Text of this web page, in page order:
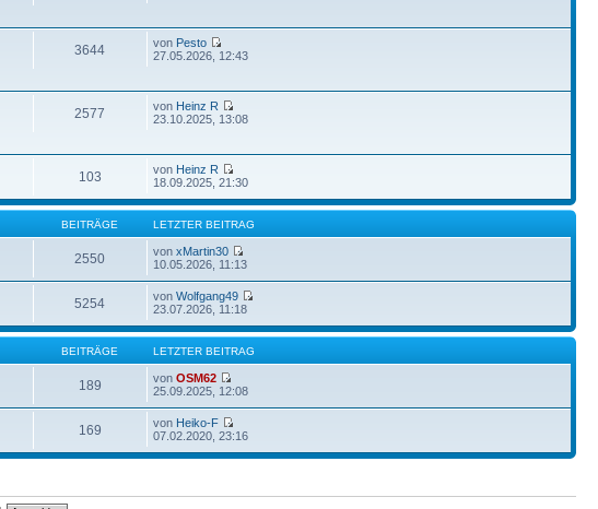
3644 von Pesto
27.05.2026, 12:43
2577 von Heinz R
23.10.2025, 13:08
103 von Heinz R
18.09.2025, 21:30
BEITRÄGE LETZTER BEITRAG
2550 vonxMartin30
10.05.2026, 11:13
5254 vonWolfgang49
23.07.2026, 11:18
BEITRÄGE LETZTER BEITRAG
189 vonOSM62
25.09.2025, 12:08
169 von Heiko-F
07.02.2020, 23:16